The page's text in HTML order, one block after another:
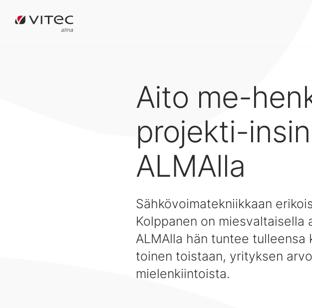
Aito me-
projekti-
ALMAlla
Sähkövoimatekniikkaan
Kolppanen on
ALMAlla hän tuntee
toinen toistaan, yrityksen
mielenkiintoista.